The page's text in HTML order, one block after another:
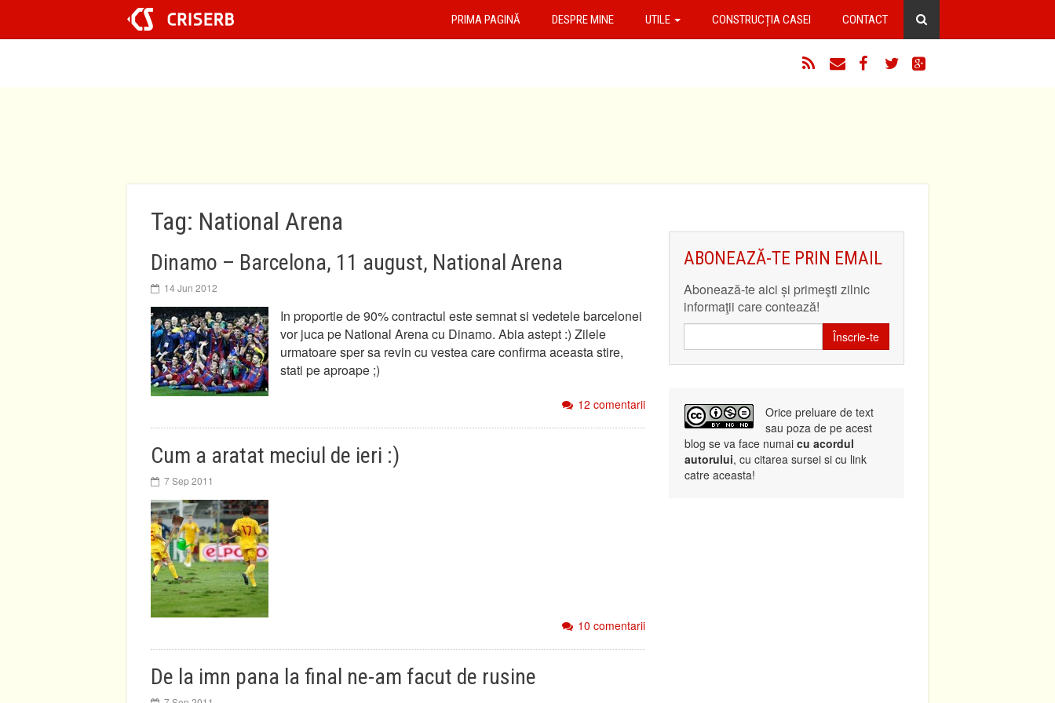
conținut
PRIMA PAGINĂ DESPRE MINE UTILE CONSTRUCȚIA CASEI CONTACT
Tag: National Arena
Dinamo – Barcelona, 11 august, National Arena
14 Jun 2012
In proportie de 90% contractul este semnat si vedetele barcelonei
vor juca pe National Arena cu Dinamo. Abia astept :) Zilele
urmatoare sper sa revin cu vestea care confirma aceasta stire,
stati pe aproape ;)
12 comentarii
Cum a aratat meciul de ieri :)
7 Sep 2011
10 comentarii
De la imn pana la final ne-am facut de rusine
ABONEAZĂ-TE PRIN EMAIL
Abonează-te aici și primeşti zilnic
informaţii care contează!
Înscrie-te
Orice preluare de text
sau poza de pe acest
blog se va face numai cu acordul
autorului, cu citarea sursei si cu link
catre aceasta!